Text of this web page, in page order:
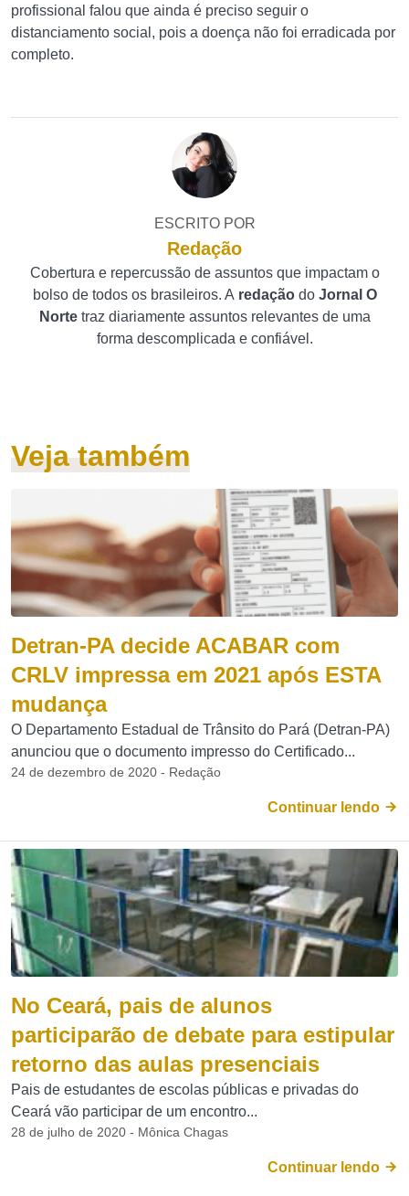
profissional falou que ainda é preciso seguir o
distanciamento social, pois a doença não foi erradicada por
completo.
ESCRITO POR
Redação
Cobertura e repercussão de assuntos que impactam o
bolso de todos os brasileiros. A redação do Jornal O
Norte traz diariamente assuntos relevantes de uma
forma descomplicada e confiável.
Veja também
Detran-PA decide ACABAR com
CRLV impressa em 2021 após ESTA
mudança
O Departamento Estadual de Trânsito do Pará (Detran-PA)
anunciou que o documento impresso do Certificado...
24 de dezembro de 2020 - Redação
Continuar lendo
No Ceará, pais de alunos
participarão de debate para estipular
retorno das aulas presenciais
Pais de estudantes de escolas públicas e privadas do
Ceará vão participar de um encontro...
28 de julho de 2020 - Mônica Chagas
Continuar lendo